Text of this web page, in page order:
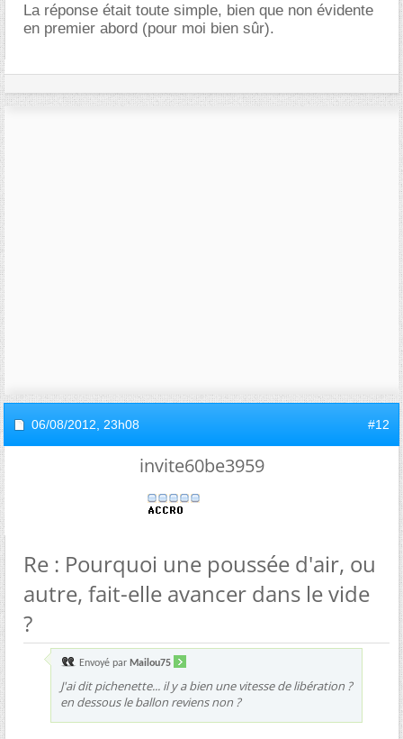
La réponse était toute simple, bien que non évidente
en premier abord (pour moi bien sûr).
06/08/2012, 23h08 #12
invite60be3959
Re : Pourquoi une poussée d'air, ou
autre, fait-elle avancer dans le vide
?
Envoyé par Mailou75
J'ai dit pichenette... il y a bien une vitesse de libération ?
en dessous le ballon reviens non ?